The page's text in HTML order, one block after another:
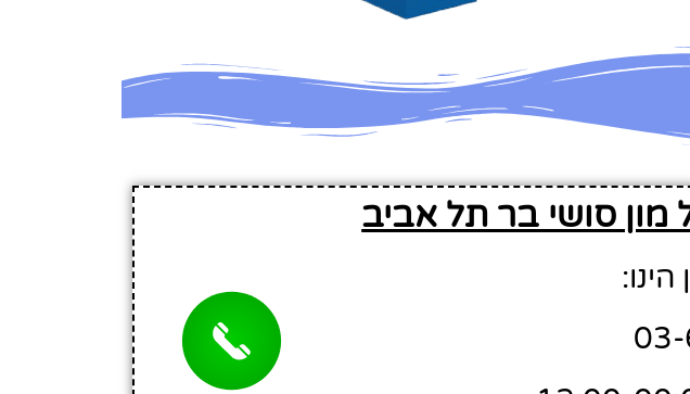
מון סושי בר תל אביב